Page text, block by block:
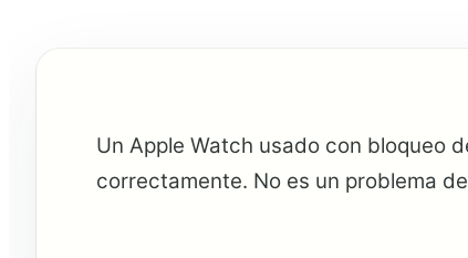
Un Apple Watch usado con bloqueo
correctamente. No es un problema